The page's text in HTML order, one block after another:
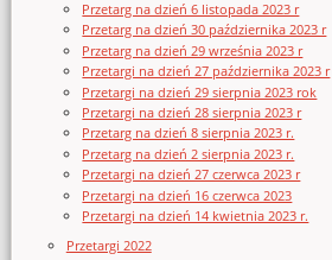
Przetarg na dzień 6 listopada 2023 r
Przetarg na dzień 30 października 2023 r
Przetarg na dzień 29 września 2023 r
Przetargi na dzień 27 października 2023 r
Przetargi na dzień 29 sierpnia 2023 rok
Przetargi na dzień 28 sierpnia 2023 r
Przetarg na dzień 8 sierpnia 2023 r.
Przetarg na dzień 2 sierpnia 2023 r.
Przetargi na dzień 27 czerwca 2023 r
Przetargi na dzień 16 czerwca 2023
Przetargi na dzień 14 kwietnia 2023 r.
Przetargi 2022